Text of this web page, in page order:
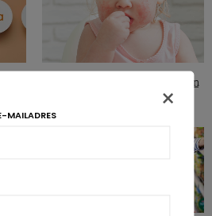
Meer voedselallergieën bij kinderen
×
MAILADRES